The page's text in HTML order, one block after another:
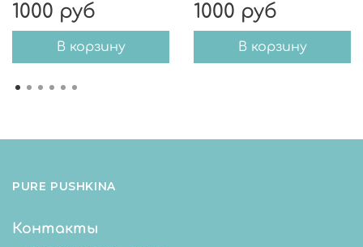
1000 руб
В корзину
1000 руб
В корзину
PURE PUSHKINA
Контакты